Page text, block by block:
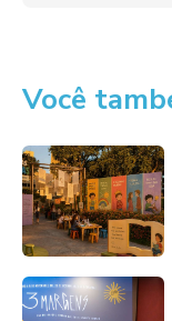
Você